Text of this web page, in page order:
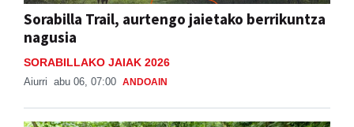
Sorabilla Trail, aurtengo jaietako berrikuntza
nagusia
SORABILLAKO JAIAK 2026
Aiurri abu 06, 07:00 ANDOAIN